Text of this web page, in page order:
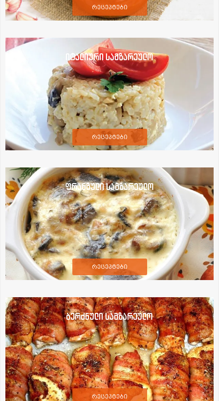
რეცეპტები
იტალიური სამზარეულო
რეცეპტები
ფრანგული სამზარეულო
რეცეპტები
ბერძნული სამზარეულო
რეცეპტები